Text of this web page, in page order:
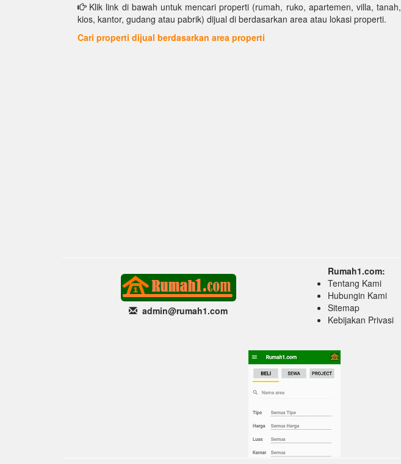
Klik link di bawah untuk mencari properti (rumah, ruko, apartemen, villa, tanah,
kios, kantor, gudang atau pabrik) dijual di berdasarkan area atau lokasi properti.
Cari properti dijual berdasarkan area properti
admin@rumah1.com
Rumah1.com:
Tentang Kami
Hubungin Kami
Sitemap
Kebijakan Privasi